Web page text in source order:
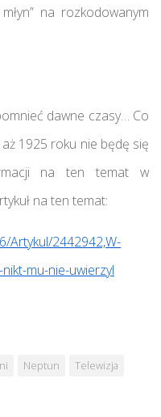
na rozkodowanym
dawne czasy… Co
1925 roku nie będę się
na ten temat w
na ten temat:
Artykul/2442942,W-
mu-nie-uwierzyl
Neptun
Telewizja